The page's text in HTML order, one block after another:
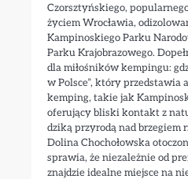
Czorsztyńskiego,
życiem Wrocławia,
Kampinoskiego Parku
Parku Krajobrazowego.
dla miłośników kempingu:
w Polsce”, który przedstawia
kemping, takie jak
oferujący bliski kontakt z
dziką przyrodą nad brzegiem
Dolina Chochołowska
sprawia, że niezależnie od
znajdzie idealne miejsce na